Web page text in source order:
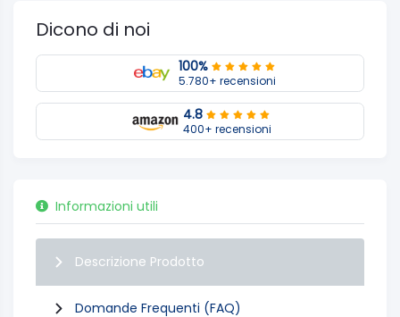
Dicono di noi
100%
5.780+ recensioni
4.8
400+ recensioni
Informazioni utili
Descrizione Prodotto
Domande Frequenti (FAQ)